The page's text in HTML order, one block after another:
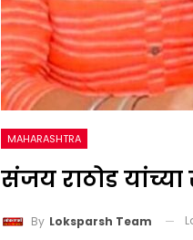
MAHARASHTRA
संजय राठोड
By Loksparsh Team